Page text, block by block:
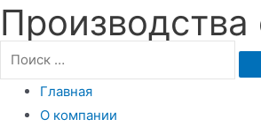
Главная
О компании